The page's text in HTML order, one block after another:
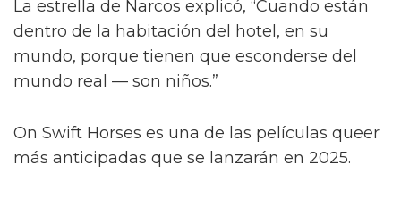
La estrella de Narcos explicó, “Cuando están
dentro de la habitación del hotel, en su
mundo, porque tienen que esconderse del
mundo real — son niños.”
On Swift Horses es una de las películas queer
más anticipadas que se lanzarán en 2025.